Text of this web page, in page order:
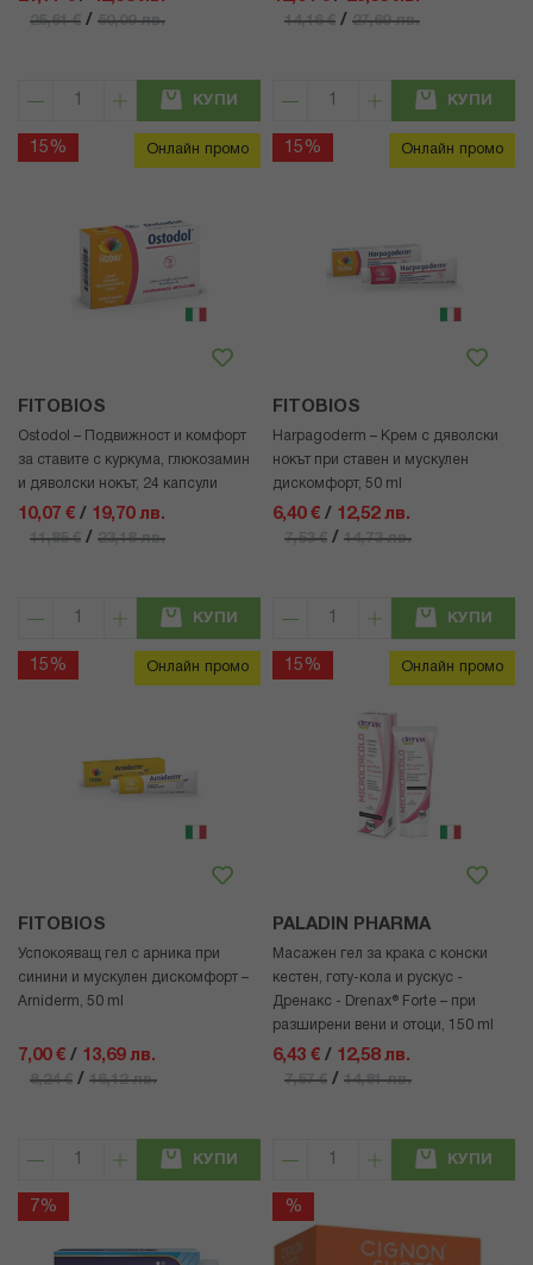
25,61 € / 50,09 лв.
КУПИ
14,16 € / 27,69 лв.
КУПИ
15% Онлайн промо
FITOBIOS
Ostodol – Подвижност и комфорт
за ставите с куркума, глюкозамин
и дяволски нокът, 24 капсули
10,07 € / 19,70 лв.
11,85 € / 23,18 лв.
КУПИ
15% Онлайн промо
FITOBIOS
Harpagoderm – Крем с дяволски
нокът при ставен и мускулен
дискомфорт, 50 ml
6,40 € / 12,52 лв.
7,53 € / 14,73 лв.
КУПИ
15% Онлайн промо
FITOBIOS
Успокояващ гел с арника при
синини и мускулен дискомфорт –
Arniderm, 50 ml
7,00 € / 13,69 лв.
8,24 € / 16,12 лв.
КУПИ
15% Онлайн промо
PALADIN PHARMA
Масажен гел за крака с конски
кестен, готу-кола и рускус -
Дренакс - Drenax® Forte – при
разширени вени и отоци, 150 ml
6,43 € / 12,58 лв.
7,57 € / 14,81 лв.
КУПИ
7% %